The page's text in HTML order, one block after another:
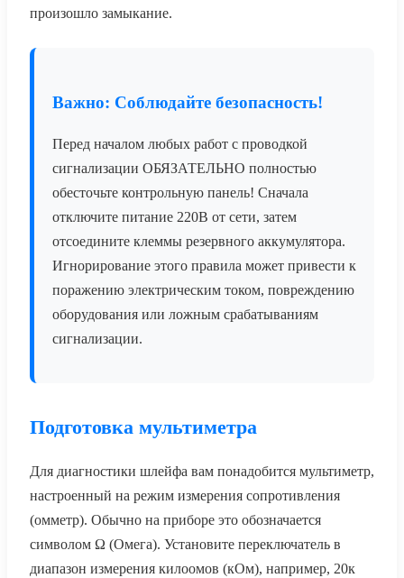
произошло замыкание.
Важно: Соблюдайте безопасность!
Перед началом любых работ с проводкой
сигнализации ОБЯЗАТЕЛЬНО полностью
обесточьте контрольную панель! Сначала
отключите питание 220В от сети, затем
отсоедините клеммы резервного аккумулятора.
Игнорирование этого правила может привести к
поражению электрическим током, повреждению
оборудования или ложным срабатываниям
сигнализации.
Подготовка мультиметра
Для диагностики шлейфа вам понадобится мультиметр,
настроенный на режим измерения сопротивления
(омметр). Обычно на приборе это обозначается
символом Ω (Омега). Установите переключатель в
диапазон измерения килоомов (кОм), например, 20к